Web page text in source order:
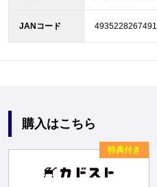
JANコード 4935228267491
購入はこちら
特典付き